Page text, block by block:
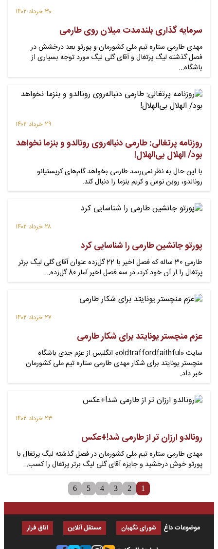
۳۰ خرداد ۱۴۰۲
سرمایه گذاری بلندمدت میلان روی طارمی
مهدی طارمی ستاره تیم ملی کشورمان و پورتو بعد درخشش در
فصل گذشته لیگ پرتغال و آقای گلی لیگ مورد توجه بسیاری از
باشگاه…
۲۹ خرداد ۱۴۰۲
روزنامه پرتغالی: طارمی دنباله‌روی رونالدو و بنزما نخواهد
بود/ الهلال بی‌الهلال!
با این حال به نظر نمی‌رسد طارمی بخواهد گام‌های کریستیانو
رونالدو، روبن نوس و کریم بنزما را دنبال کند.
۲۸ خرداد ۱۴۰۲
پورتو جانشین طارمی را شناسایی کرد
طارمی 30 ساله که فصل اخیر با 22 گل‌زده عنوان آقای گلی لیگ برتر
پرتغال را از آن خود کرد، در سه فصل اخیر آمار 80 گل‌زده…
۲۷ خرداد ۱۴۰۲
عزم منچستر یونایتد برای شکار طارمی
سایت «oldtraffordfaithful» انگلیس از عزم جدی باشگاه
منچستر یونایتد برای شکار مهدی طارمی ستاره تیم ملی کشورمان
خبر داد.
۲۳ خرداد ۱۴۰۲
رونالدو ارزان تر از طارمی شد!+عکس
مهدی طارمی ستاره تیم ملی کشورمان در فصل گذشته لیگ پرتغال با
پورتو خوش درخشید و جایزه آقای گلی لیگ برتر پرتغال را کسب…
1
2
3
4
5
6
موضوعات داغ شورای نگهبان مستقل آنلاین اتاق فرار